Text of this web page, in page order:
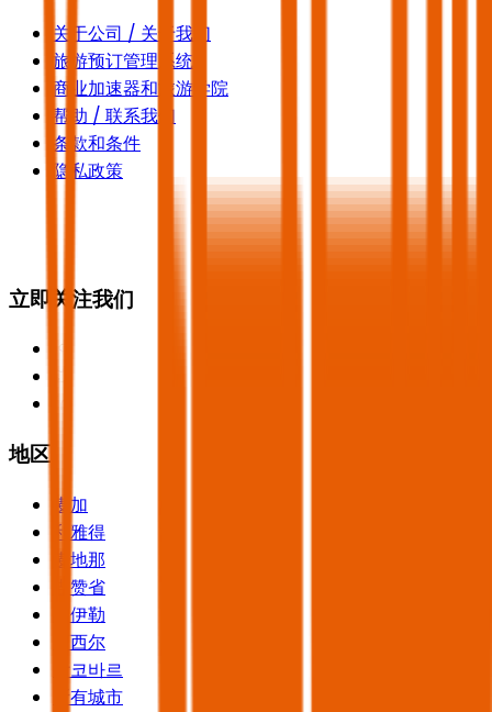
关于公司 / 关于我们
旅游预订管理系统
商业加速器和旅游学院
帮助 / 联系我们
条款和条件
隐私政策
立即关注我们
地区
麦加
利雅得
麦地那
吉赞省
哈伊勒
阿西尔
알코바르
所有城市